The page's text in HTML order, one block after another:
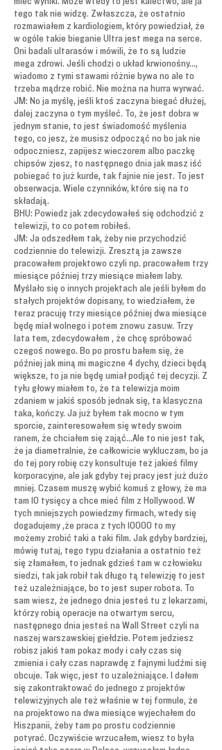
tego tak nie widzę. Zwłaszcza, że ostatnio
rozmawiałem z kardiologiem, który powiedział, że
w ogóle takie bieganie Ultra jest mega na serce.
Oni badali ultarasów i mówili, że to są ludzie
mega zdrowi. Jeśli chodzi o układ krwionośny...,
wiadomo z tymi stawami różnie bywa no ale to
trzeba mądrze robić. Nie można na hurra wyrwać.
JM: No ja myślę, jeśli ktoś zaczyna biegać dłużej,
dalej zaczyna o tym myśleć. To, że jest dobra w
jednym stanie, to jest świadomość myślenia
tego, co jesz, że musisz odpocząć no bo jak nie
odpoczniesz, zapijesz wieczorem albo paczkę
chipsów zjesz, to następnego dnia jak masz iść
pobiegać to już kurde, tak fajnie nie jest. To jest
obserwacja. Wiele czynników, które się na to
składają.
BHU: Powiedz jak zdecydowałeś się odchodzić z
telewizji, to co potem robiłeś.
JM: Ja odszedłem tak, żeby nie przychodzić
codziennie do telewizji. Zresztą ja zawsze
pracowałem projektowo czyli np. pracowałem trzy
miesiące później trzy miesiące miałem laby.
Myślało się o innych projektach ale jeśli byłem do
stałych projektów dopisany, to wiedziałem, że
teraz pracuję trzy miesiące później dwa miesiące
będę miał wolnego i potem znowu zasuw. Trzy
lata tem, zdecydowałem , że chcę spróbować
czegoś nowego. Bo po prostu bałem się, że
później jak miną mi magiczne 4 dychy, dzieci będą
większe, to ja nie będę umiał podjąć tej decyzji. Z
tyłu głowy miałem to, że ta telewizja moim
zdaniem w jakiś sposób jednak się, ta klasyczna
taka, kończy. Ja już byłem tak mocno w tym
sporcie, zainteresowałem się wtedy swoim
ranem, że chciałem się zająć...Ale to nie jest tak,
że ja diametralnie, że całkowicie wykluczam, bo ja
do tej pory robię czy konsultuje też jakieś filmy
korporacyjne, ale jak gdyby tej pracy jest już dużo
mniej. Czasem muszę wybić komuś z głowy, że ma
tam 10 tysięcy a chce mieć film z Hollywood. W
tych mniejszych powiedzmy firmach, wtedy się
dogadujemy ,że praca z tych 10000 to my
możemy zrobić taki a taki film. Jak gdyby bardziej,
mówię tutaj, tego typu działania a ostatnio też
się złamałem, to jednak gdzieś tam w człowieku
siedzi, tak jak robił tak długo tą telewizję to jest
też uzależniające, bo to jest super robota. To
sam wiesz, że jednego dnia jesteś tu z lekarzami,
którzy robią operacje na otwartym sercu,
następnego dnia jesteś na Wall Street czyli na
naszej warszawskiej giełdzie. Potem jedziesz
robisz jakiś tam pokaz mody i cały czas się
zmienia i cały czas naprawdę z fajnymi ludźmi się
obcuje. Tak więc, jest to uzależniające. I dałem
się zakontraktować do jednego z projektów
telewizyjnych ale też właśnie w tej formule, że
na projektowo na dwa miesiące wyjechałem do
Hiszpanii, żeby tam po prostu codziennie
potyrać. Oczywiście wrzucałem, wiesz to była